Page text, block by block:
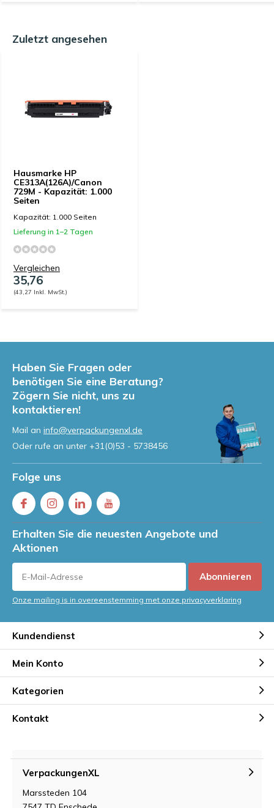
Zuletzt angesehen
Hausmarke HP
CE313A(126A)/Canon
729M - Kapazität: 1.000
Seiten
Kapazität: 1.000 Seiten
Lieferung in 1–2 Tagen
Vergleichen
35,76
(43,27 Inkl. MwSt.)
Haben Sie Fragen oder
benötigen Sie eine Beratung?
Zögern Sie nicht, uns zu
kontaktieren!
Mail an info@verpackungenxl.de
Oder rufe an unter +31(0)53 - 5738456
Folge uns
Erhalten Sie die neuesten Angebote und
Aktionen
Abonnieren
Onze mailing is in overeenstemming met onze privacyverklaring
Kundendienst
Mein Konto
Kategorien
Kontakt
VerpackungenXL
Marssteden 104